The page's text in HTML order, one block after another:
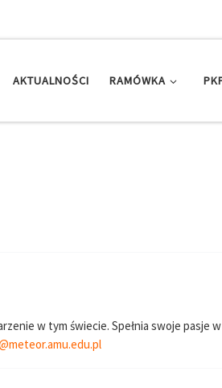
AKTUALNOŚCI RAMÓWKA
w tym świecie. Spełnia swoje pasje w